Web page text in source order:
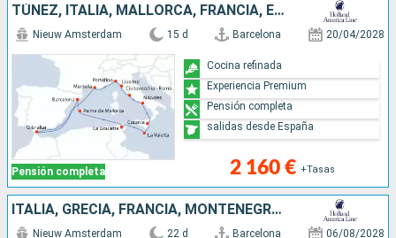
TÚNEZ, ITALIA, MALLORCA, FRANCIA, ESPAÑA, MALTA, GIBRALTAR
Pensión completa
Nieuw Amsterdam 15 d Barcelona 20/04/2028
2 160 € +Tasas
Cocina refinada
Experiencia Premium
Pensión completa
salidas desde España
ITALIA, GRECIA, FRANCIA, MONTENEGRO, MALTA, ESPAÑA, TURQUÍA, GIBRALTAR
Nieuw Amsterdam 22 d Barcelona 06/08/2028